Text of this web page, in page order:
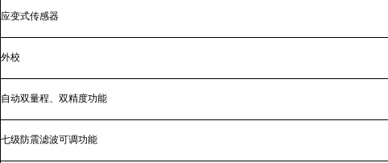
应变式传感器
外校
自动双量程、双精度功能
七级防震滤波可调功能